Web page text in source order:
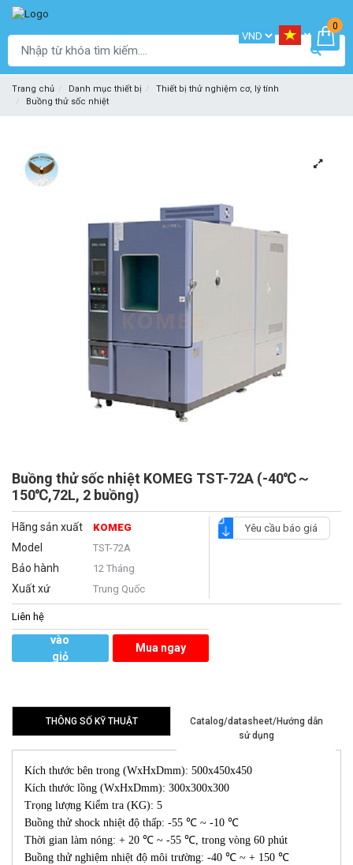
0
Trang chủ Danh mục thiết bị
Thiết bị thử nghiệm cơ, lý tính
Buồng thử sốc nhiệt
Buồng thử sốc nhiệt KOMEG TST-72A (-40℃～
150℃,72L, 2 buồng)
Hãng sản xuất KOMEG
Model TST-72A
Bảo hành 12 Tháng
Xuất xứ Trung Quốc
Yêu cầu báo giá
Liên hệ
vào
giỏ
Mua ngay
THÔNG SỐ KỸ THUẬT
Catalog/datasheet/Hướng dẫn
sử dụng
Kích thước bên trong (WxHxDmm): 500x450x450
Kích thước lồng (WxHxDmm): 300x300x300
Trọng lượng Kiểm tra (KG): 5
Buồng thử shock nhiệt độ thấp: -55 ℃ ~ -10 ℃
Thời gian làm nóng: + 20 ℃ ~ -55 ℃, trong vòng 60 phút
Buồng thử nghiệm nhiệt độ môi trường: -40 ℃ ~ + 150 ℃